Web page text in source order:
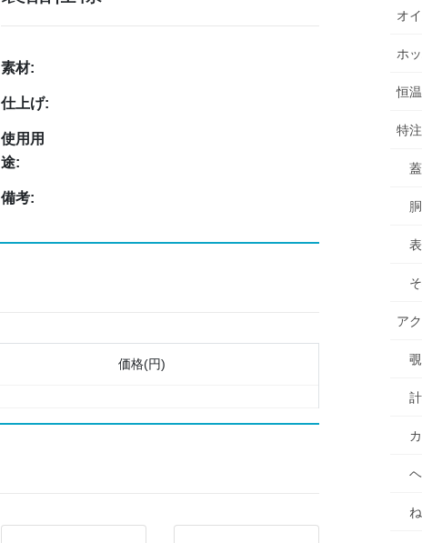
素材:
仕上げ:
使用用
途:
備考:
価格(円)
オ
ホ
恒
特
蓋
胴
ア